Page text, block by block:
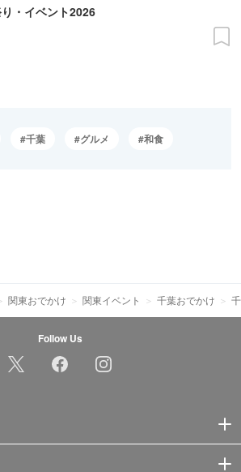
・イベント2026
千葉 グルメ 和食
関東おでかけ 関東イベント 千葉おでかけ
Follow Us